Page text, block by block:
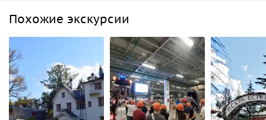
Похожие экскурсии